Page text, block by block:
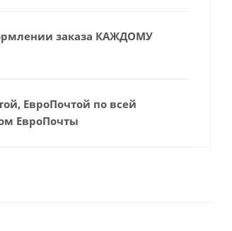
заказа КАЖДОМУ
ЕвроПочтой по всей
ЕвроПочты